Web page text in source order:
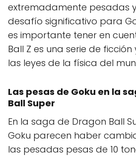
extremadamente pesadas
desafío significativo para
es importante tener en
Ball Z es una serie de
las leyes de la física del
Las pesas de Goku en la
Ball Super
En la saga de Dragon Ball
Goku parecen haber
las pesadas pesas de 10